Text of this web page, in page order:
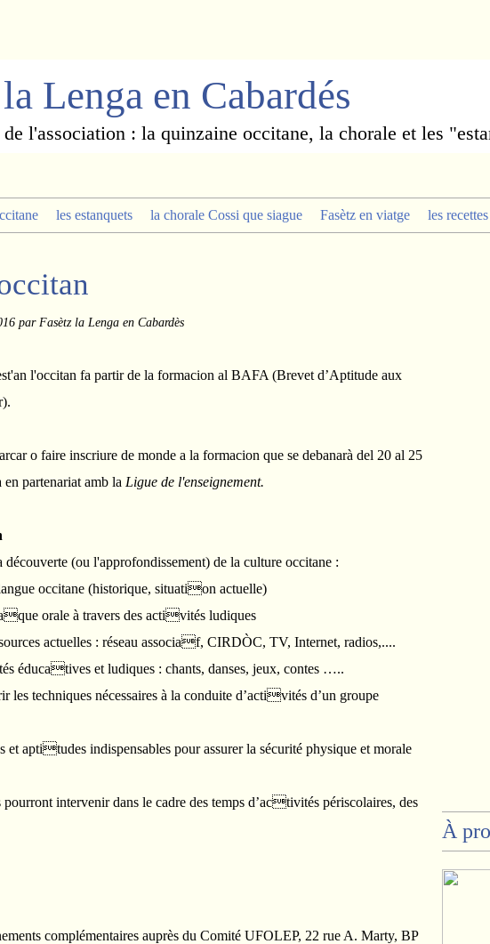
Lenga en Cabardés
l'association : la quinzaine occitane, la chorale et les
les estanquets la chorale Cossi que siague Fasètz en viatge les
par Fasètz la Lenga en Cabardès
l'occitan fa partir de la formacion al BAFA (Brevet d’Aptitude aux
o faire inscriure de monde a la formacion que se debanarà del 20 al 25
en partenariat amb la Ligue de l'enseignement.
découverte (ou l'approfondissement) de la culture occitane :
occitane (historique, situation actuelle)
orale à travers des activités ludiques
actuelles : réseau associaf, CIRDÒC, TV, Internet, radios,....
éducatives et ludiques : chants, danses, jeux, contes …..
les techniques nécessaires à la conduite d’activités d’un groupe
et aptitudes indispensables pour assurer la sécurité physique et morale
pourront intervenir dans le cadre des temps d’activités périscolaires, des
complémentaires auprès du Comité UFOLEP, 22 rue A. Marty, BP
À